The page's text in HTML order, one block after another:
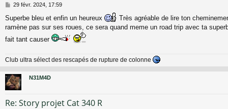
M
s
s
g
29 févr. 2024, 17:59
Superbe bleu et enfin un heureux
Très agréable de lire ton
ramène pas sur ses roues, ce sera quand meme un road trip avec ta
fait tant causer
Club ultra sélect des rescapés de rupture de colonne
N31M4D
Re: Story projet Cat 340 R